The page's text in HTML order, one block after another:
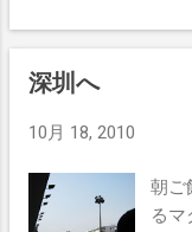
深圳へ
10月 18, 2010
朝ご
る